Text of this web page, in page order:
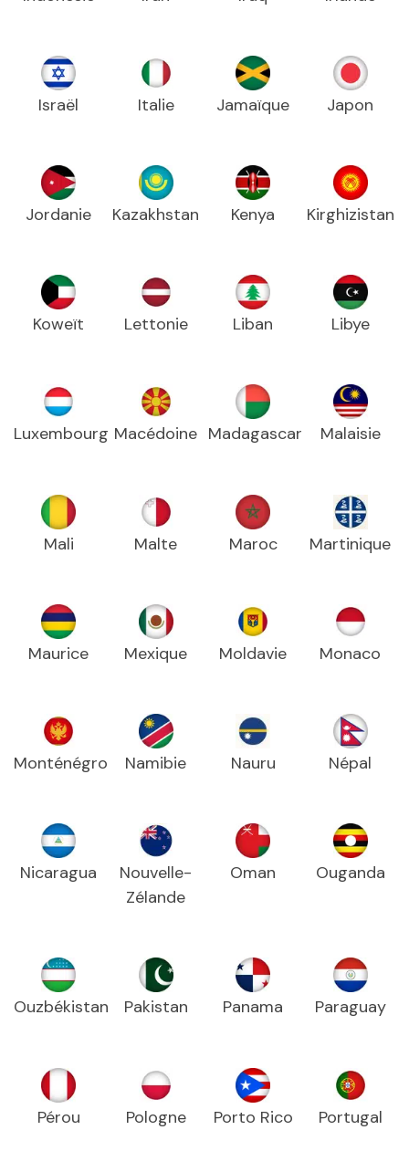
Israël Italie Jamaïque Japon
Jordanie Kazakhstan Kenya Kirghizistan
Koweït Lettonie Liban Libye
Luxembourg Macédoine Madagascar Malaisie
Mali Malte Maroc Martinique
Maurice Mexique Moldavie Monaco
Monténégro Namibie Nauru Népal
Nicaragua
Nouvelle-
Zélande
Oman Ouganda
Ouzbékistan Pakistan Panama Paraguay
Pérou Pologne Porto Rico Portugal